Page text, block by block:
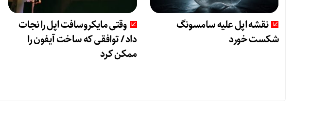
نقشه اپل علیه سامسونگ
شکست خورد
وقتی مایکروسافت اپل را نجات
داد / توافقی که ساخت آیفون را
ممکن کرد